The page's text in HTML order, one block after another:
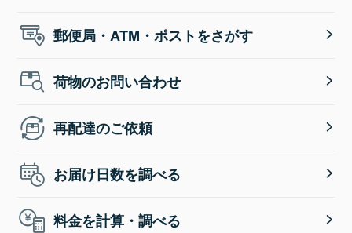
郵便局・ATM・ポストをさがす
荷物のお問い合わせ
再配達のご依頼
お届け日数を調べる
料金を計算・調べる